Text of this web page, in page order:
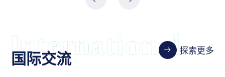
国际交流 探索更多